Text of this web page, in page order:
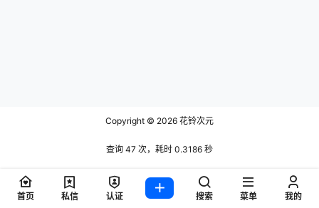
Copyright © 2026 花铃次元
查询 47 次，耗时 0.3186 秒
首页 私信 认证 搜索 菜单 我的